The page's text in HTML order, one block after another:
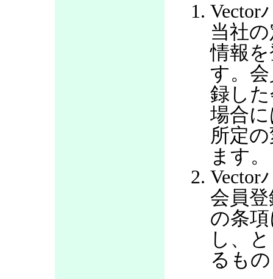
Vector
当社
情報
す。
録し
場合
所定
ます。
Vector
会員
の条
し、
るも